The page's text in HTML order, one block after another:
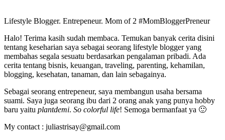
Lifestyle Blogger. Entrepeneur. Mom of 2 #MomBloggerPreneur
Halo! Terima kasih sudah membaca. Temukan banyak cerita disini
tentang keseharian saya sebagai seorang lifestyle blogger yang
membahas segala sesuatu berdasarkan pengalaman pribadi. Ada
cerita tentang bisnis, keuangan, traveling, parenting, kehamilan,
blogging, kesehatan, tanaman, dan lain sebagainya.
Sebagai seorang entrepeneur, saya membangun usaha bersama
suami. Saya juga seorang ibu dari 2 orang anak yang punya hobby
baru yaitu plantdemi. So colorful life! Semoga bermanfaat ya 🙂
My contact : juliastrisay@gmail.com